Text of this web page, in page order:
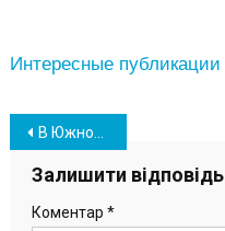
Интересные
Навігація
записів
В Южном отпраздновали 76-ю годовщину Победы. Фоторепортаж
Залишити відповідь
Коментар *